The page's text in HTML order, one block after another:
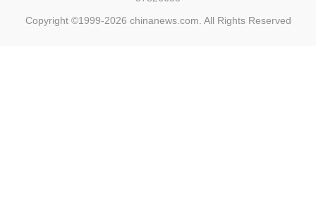
Copyright ©1999-2026 chinanews.com. All Rights Reserved